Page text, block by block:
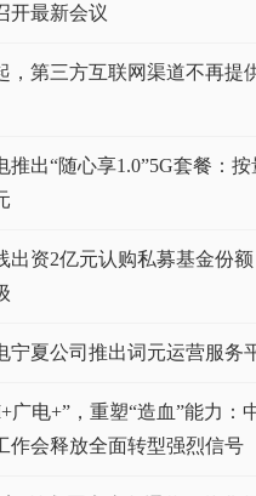
开最新会议
，第三方互联网渠道不再提
推出“随心享1.0”5G套餐：
出资2亿元认购私募基金份
宁夏公司推出词元运营服务
广电+”，重塑“造血”能力：
作会释放全面转型强烈信号